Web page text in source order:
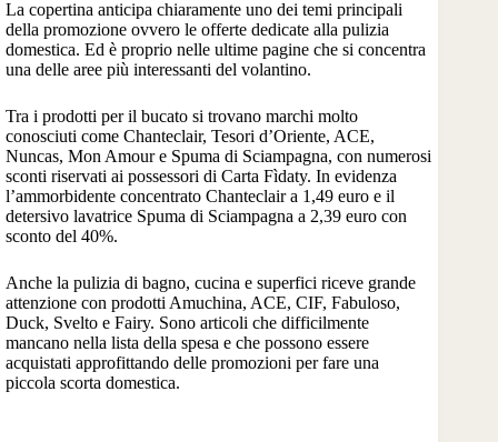
La copertina anticipa chiaramente uno dei temi principali
della promozione ovvero le offerte dedicate alla pulizia
domestica. Ed è proprio nelle ultime pagine che si concentra
una delle aree più interessanti del volantino.
Tra i prodotti per il bucato si trovano marchi molto
conosciuti come Chanteclair, Tesori d’Oriente, ACE,
Nuncas, Mon Amour e Spuma di Sciampagna, con numerosi
sconti riservati ai possessori di Carta Fìdaty. In evidenza
l’ammorbidente concentrato Chanteclair a 1,49 euro e il
detersivo lavatrice Spuma di Sciampagna a 2,39 euro con
sconto del 40%.
Anche la pulizia di bagno, cucina e superfici riceve grande
attenzione con prodotti Amuchina, ACE, CIF, Fabuloso,
Duck, Svelto e Fairy. Sono articoli che difficilmente
mancano nella lista della spesa e che possono essere
acquistati approfittando delle promozioni per fare una
piccola scorta domestica.